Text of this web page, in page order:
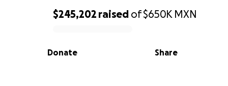
0% complete
$245,202 raised of$650K MXN
Share
Donate